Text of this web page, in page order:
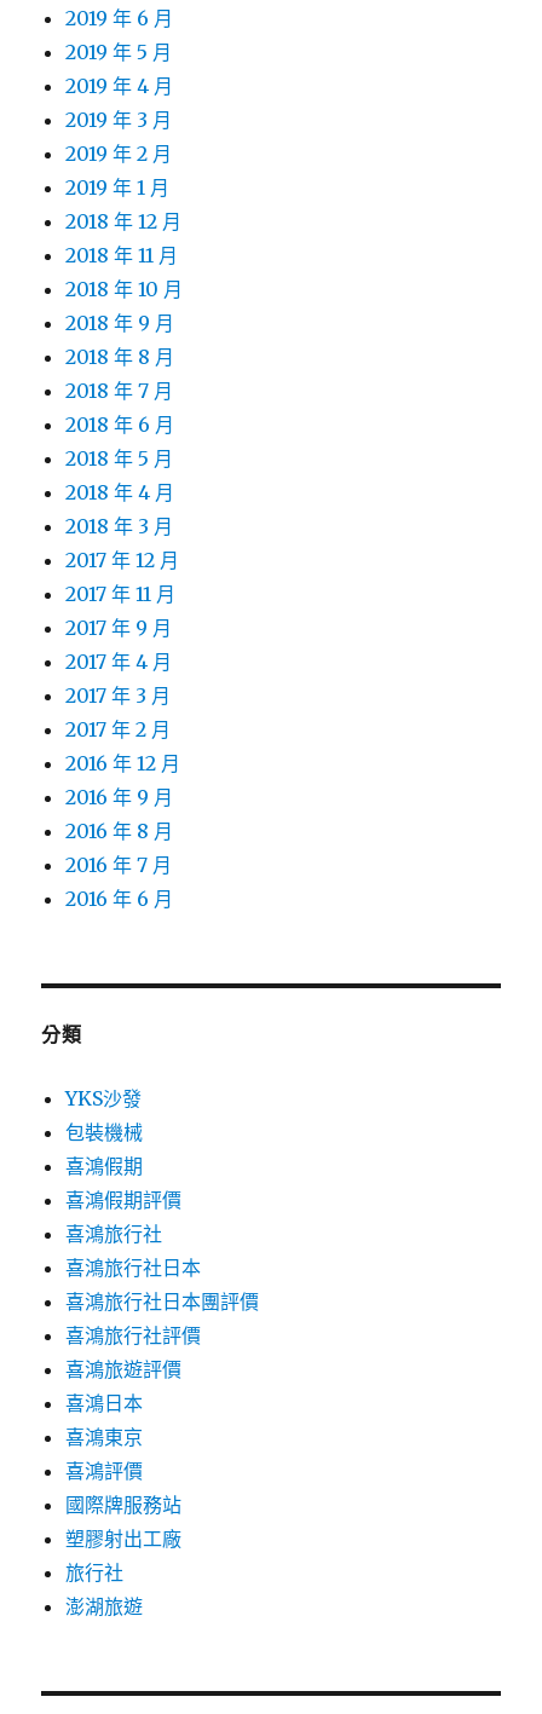
2019 年 6 月
2019 年 5 月
2019 年 4 月
2019 年 3 月
2019 年 2 月
2019 年 1 月
2018 年 12 月
2018 年 11 月
2018 年 10 月
2018 年 9 月
2018 年 8 月
2018 年 7 月
2018 年 6 月
2018 年 5 月
2018 年 4 月
2018 年 3 月
2017 年 12 月
2017 年 11 月
2017 年 9 月
2017 年 4 月
2017 年 3 月
2017 年 2 月
2016 年 12 月
2016 年 9 月
2016 年 8 月
2016 年 7 月
2016 年 6 月
分類
YKS沙發
包裝機械
喜鴻假期
喜鴻假期評價
喜鴻旅行社
喜鴻旅行社日本
喜鴻旅行社日本團評價
喜鴻旅行社評價
喜鴻旅遊評價
喜鴻日本
喜鴻東京
喜鴻評價
國際牌服務站
塑膠射出工廠
旅行社
澎湖旅遊